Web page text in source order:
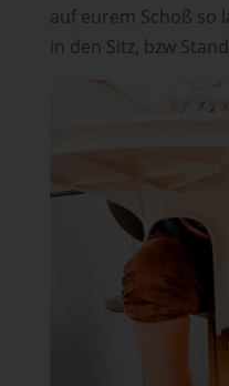
auf eurem Schoß so
in den Sitz, bzw